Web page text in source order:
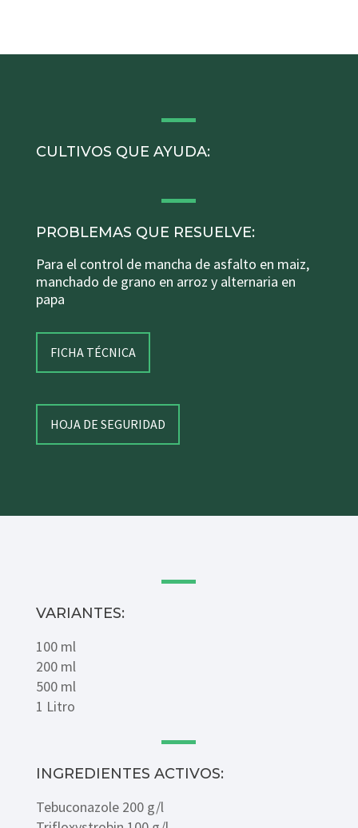
CULTIVOS QUE AYUDA:
PROBLEMAS QUE RESUELVE:
Para el control de mancha de asfalto en maiz,
manchado de grano en arroz y alternaria en
papa
FICHA TÉCNICA
HOJA DE SEGURIDAD
VARIANTES:
100 ml
200 ml
500 ml
1 Litro
INGREDIENTES ACTIVOS:
Tebuconazole 200 g/l